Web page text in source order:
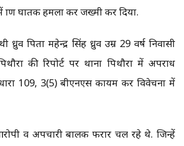
घातक हमला कर जख्मी कर दिया.
ध्रुव पिता महेन्द्र सिंह ध्रुव उम्र 29 वर्ष निवासी
की रिपोर्ट पर थाना पिथौरा में अपराध
109, 3(5) बीएनएस कायम कर विवेचना में
व अपचारी बालक फरार चल रहे थे. जिन्हें